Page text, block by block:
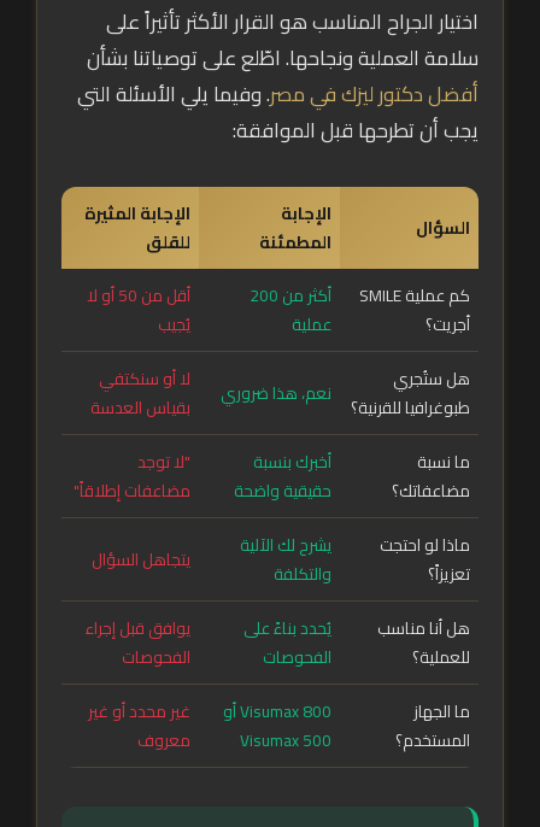
اختيار الجراح المناسب هو القرار الأكثر تأثيراً على
سلامة العملية ونجاحها. اطّلع على توصياتنا بشأن
أفضل دكتور ليزك في مصر. وفيما يلي الأسئلة التي
يجب أن تطرحها قبل الموافقة:
السؤال
الإجابة
المطمئنة
الإجابة المثيرة
للقلق
كم عملية SMILE
أجريت؟
أكثر من 200
عملية
أقل من 50 أو لا
يُجيب
هل ستُجري
طبوغرافيا للقرنية؟
نعم، هذا ضروري
لا أو سنكتفي
بقياس العدسة
ما نسبة
مضاعفاتك؟
أخبرك بنسبة
حقيقية واضحة
"لا توجد
مضاعفات إطلاقاً"
ماذا لو احتجت
تعزيزاً؟
يشرح لك الآلية
والتكلفة
يتجاهل السؤال
هل أنا مناسب
للعملية؟
يُحدد بناءً على
الفحوصات
يوافق قبل إجراء
الفحوصات
ما الجهاز
المستخدم؟
Visumax 800 أو
Visumax 500
غير محدد أو غير
معروف